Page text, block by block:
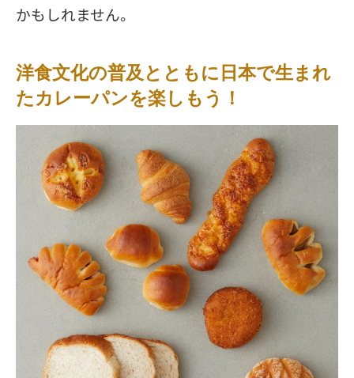
かもしれません。
洋食文化の普及とともに日本で生まれ
たカレーパンを楽しもう！